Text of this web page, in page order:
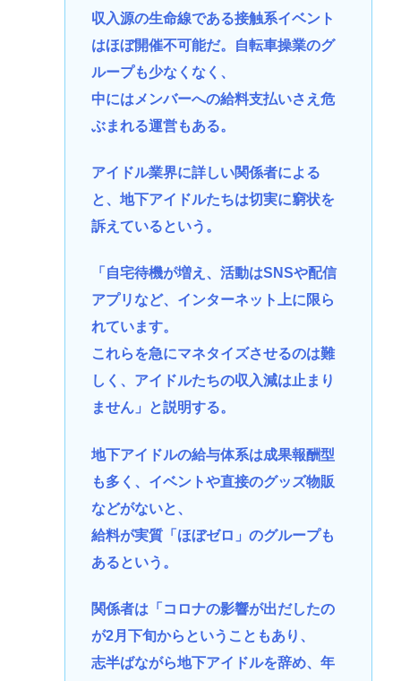
収入源の生命線である接触系イベント
はほぼ開催不可能だ。自転車操業のグ
ループも少なくなく、
中にはメンバーへの給料支払いさえ危
ぶまれる運営もある。
アイドル業界に詳しい関係者による
と、地下アイドルたちは切実に窮状を
訴えているという。
「自宅待機が増え、活動はSNSや配信
アプリなど、インターネット上に限ら
れています。
これらを急にマネタイズさせるのは難
しく、アイドルたちの収入減は止まり
ません」と説明する。
地下アイドルの給与体系は成果報酬型
も多く、イベントや直接のグッズ物販
などがないと、
給料が実質「ほぼゼロ」のグループも
あるという。
関係者は「コロナの影響が出だしたの
が2月下旬からということもあり、
志半ばながら地下アイドルを辞め、年